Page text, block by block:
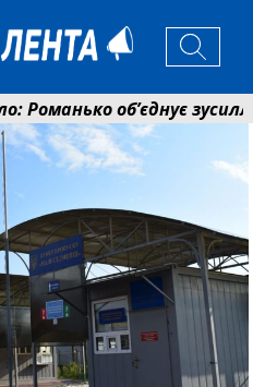
об’єднує зусилля
0,2 млрд грн на